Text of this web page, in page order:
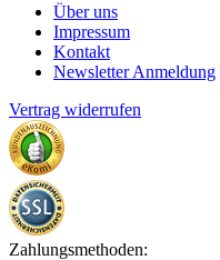
Über uns
Impressum
Kontakt
Newsletter Anmeldung
Vertrag widerrufen
Zahlungsmethoden: